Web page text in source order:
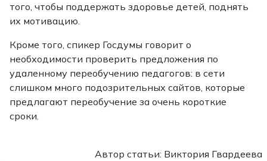
того, чтобы поддержать здоровье детей, поднять
их мотивацию.
Кроме того, спикер Госдумы говорит о
необходимости проверить предложения по
удаленному переобучению педагогов: в сети
слишком много подозрительных сайтов, которые
предлагают переобучение за очень короткие
сроки.
Автор статьи: Виктория Гвардеева